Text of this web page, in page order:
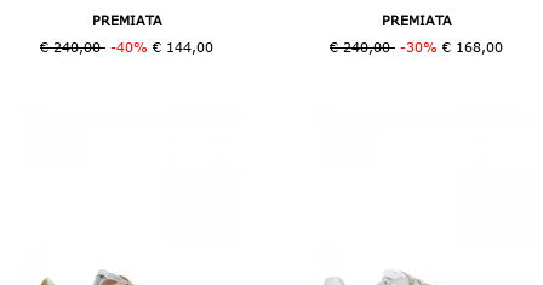
PREMIATA
€ 240,00 -40% € 144,00
PREMIATA
€ 240,00 -30% € 168,00